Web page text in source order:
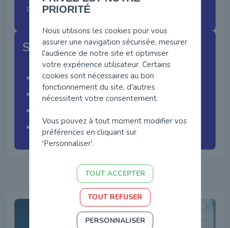
de comportement incivique
Solution
Smart Vidéoprotection
Caméras intelligentes haute définition
Offre intégrée
PRIORITÉ
Nous utilisons les cookies pour vous
assurer une navigation sécurisée, mesurer
l'audience de notre site et optimiser
votre expérience utilisateur. Certains
cookies sont nécessaires au bon
fonctionnement du site, d'autres
nécessitent votre consentement.
Vous pouvez à tout moment modifier vos
préférences en cliquant sur
'Personnaliser'.
TOUT ACCEPTER
TOUT REFUSER
PERSONNALISER